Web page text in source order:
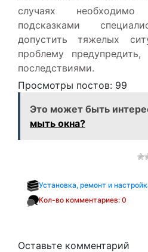
случаях необходимо
подсказками
допустить тяжелых
проблему
последствиями.
Просмотры постов: 99
Это может быть
мыть окна?
Установка, ремонт и
Кол-во комментариев: 0
Оставьте комментарий